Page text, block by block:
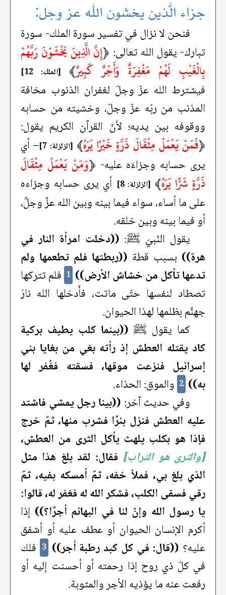
جزاء الَّذين يخشون الله عز وجل:
فنحن لا نزال في تفسير سورة الملك- سورة
تبارك- يقول الله تعالى: ﴿إِنَّ الَّذِينَ يَخْشَوْنَ رَبَّهُمْ
بِالْغَيْبِ لَهُمْ مَغْفِرَةٌ وَأَجْرٌ كَبِيرٌ﴾ [الملك: 12]
فيشترط الله عزّ وجلّ لغفران الذنوب مخافة
المذنب من ربّه عزّ وجلّ، وخشيته من حسابه
ووقوفه بين يديه؛ لأنّ القرآن الكريم يقول:
﴿فَمَنْ يَعْمَلْ مِثْقَالَ ذَرَّةٍ خَيْرًا يَرَهُ﴾ [الزلزلة: 7]
– أي
يرى حسابه وجزاءَه عليه- ﴿وَمَنْ يَعْمَلْ مِثْقَالَ
ذَرَّةٍ شَرًّا يَرَهُ﴾ [الزلزلة: 8]
أي يرى حسابه وجزاءه
على ما أساء، سواء فيما بينه وبين الله عزَّ وجلَّ،
أو فيما بينه وبين خلقه.
يقول النّبيّ ﷺ: ((دخلت امرأة النار في
هرة)) بسبب قطة ((ربطتها فلم تطعمها ولم
تدعها تأكل من خشاش الأرض)) 1 فلم تتركها
تصطاد لنفسها حتّى ماتت، فأَدخلها الله نارَ
جهنَّم بظلمها لهذا الحيوان.
كما يقول ﷺ ((بينما كلب يطيف بركية
كاد يقتله العطش إذ رأته بغي من بغايا بني
إسرائيل فنزعت موقها، فسقته فغُفر لها
به)) 2 والموق: الحذاء.
وفي حديث آخر: ((بينا رجل يمشي فاشتد
عليه العطش فنزل بئرًا فشرب منها، ثمّ خرج
فإذا هو بكلب يلهث يأكل الثرى من العطش،
[والثرى هو التراب] فقال: لقد بلغ هذا مثل
الذي بلغ بي، فملأ خفه، ثمّ أمسكه بفيه، ثمّ
رقي فسقى الكلب، فشكر الله له فغفر له، قالوا:
يا رسول الله وإنّ لنا في البهائم أجرًا؟)) إذا
أكرم الإنسان الحيوان أو عطف عليه أو أشفق
عليه؟ ((قال: في كل كبد رطبة أجر)) 3 فلك
في كلّ ذي روح إذا رحمته أو أحسنت إليه أو
رفعت عنه ما يؤذيه الأجر والمثوبة.